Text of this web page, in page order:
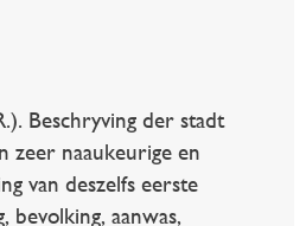
Beschryving der stadt
zeer naaukeurige en
van deszelfs eerste
bevolking, aanwas,